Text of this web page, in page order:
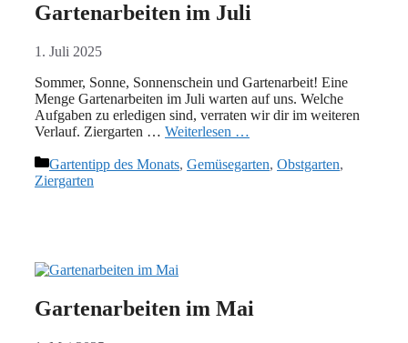
Gartenarbeiten im Juli
1. Juli 2025
Sommer, Sonne, Sonnenschein und Gartenarbeit! Eine
Menge Gartenarbeiten im Juli warten auf uns. Welche
Aufgaben zu erledigen sind, verraten wir dir im weiteren
Verlauf. Ziergarten … Weiterlesen …
Kategorien
Gartentipp des Monats, Gemüsegarten, Obstgarten,
Ziergarten
Gartenarbeiten im Mai